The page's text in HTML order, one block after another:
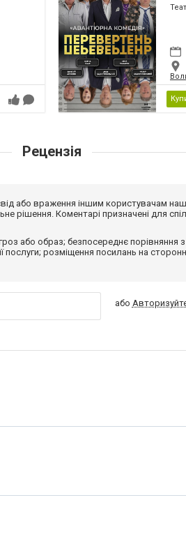
Рецензія
або враження іншим користувачам
рішення. Коментарі призначені для
або образ; безпосереднє порівняння
послуги; розміщення посилань на
або